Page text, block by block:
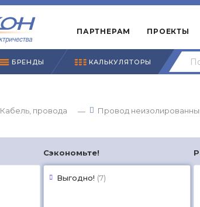
ПАРТНЕРАМ ПРОЕКТЫ
БРЕНДЫ КАЛЬКУЛЯТОРЫ
Кабель, провода — Провод
Сэкономьте!
Выгодно! (7)